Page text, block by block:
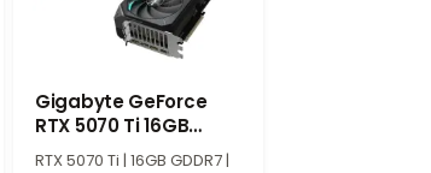
подходит для работы с
Gigabyte GeForce
RTX 5070 Ti 16GB
Gaming OC
RTX 5070 Ti | 16GB GDDR7 |